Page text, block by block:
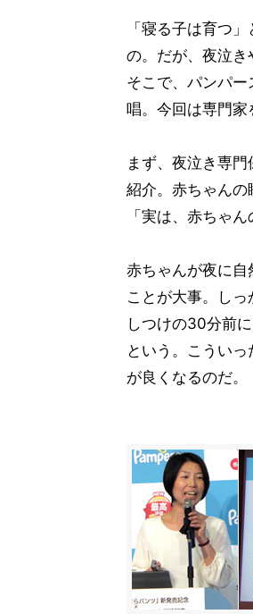
「寝る子は育つ
の。だが、夜泣き
そこで、パンパ
唱。今回は専門家
まず、夜泣き専
紹介。赤ちゃん
「実は、赤ちゃ
赤ちゃんが夜に
ことが大事。し
しつけの30分前
という。こうい
が良くなるのだ。